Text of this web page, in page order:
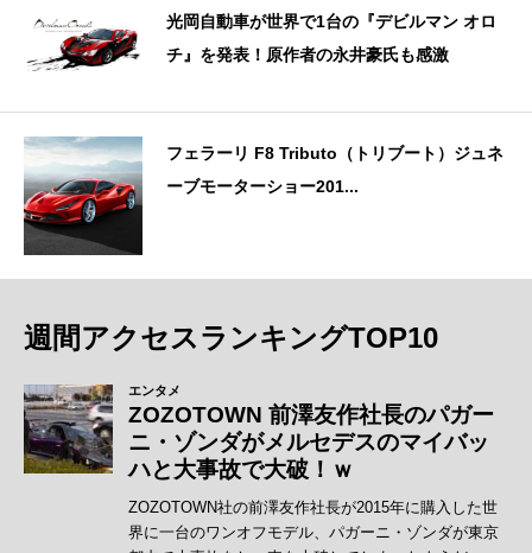
光岡自動車が世界で1台の『デビルマン オロ
チ』を発表！原作者の永井豪氏も感激
フェラーリ F8 Tributo（トリブート）ジュネ
ーブモーターショー201...
週間アクセスランキングTOP10